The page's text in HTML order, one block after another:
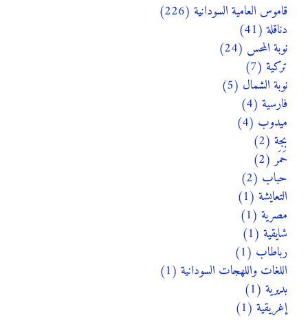
قاموس العامية السودانية (226)
دناقلة (41)
نوبة المحس (24)
تركية (7)
نوبة الشمال (5)
فارسية (4)
ميدوب (4)
بجة (2)
حَمَر (2)
حباب (2)
التعايشة (1)
مصرية (1)
شايقية (1)
رباطاب (1)
اللغات واللهجات السودانية (1)
بديرية (1)
إغريقية (1)